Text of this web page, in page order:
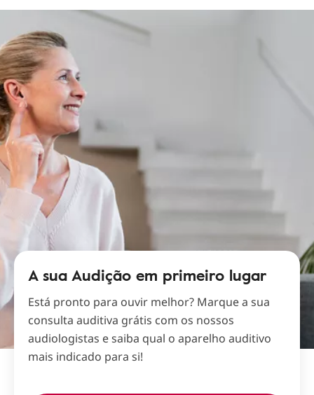
A sua Audição em primeiro lugar
Está pronto para ouvir melhor? Marque a sua
consulta auditiva grátis com os nossos
audiologistas e saiba qual o aparelho auditivo
mais indicado para si!